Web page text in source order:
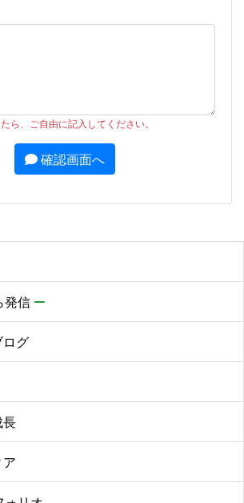
発信
グ
長
ら、ご自由に記入してください。
確認画面へ